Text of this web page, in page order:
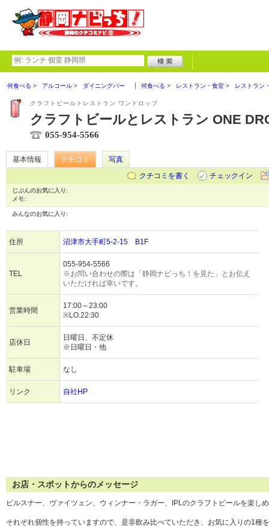
何食べる アルコール ダイニングバー 何食べる レストラン・食堂 レストラン
クラフトビールトレストラン ワンドロップ
クラフトビールとレストラン ONE
055-954-5566
基本情報 クチコミ
写真
クチコミを書く
チェックイン
じぶんのお気に入り:
メモ:
みんなのお気に入り:
住所 沼津市大手町5-2-15 B1F
TEL
055-954-5566
※お問い合わせの際は「静岡ナビっち！を見た」とお伝え
いただければ幸いです。
営業時間
17:00～23:00
※LO.22:30
店休日
日曜日、不定休
※日曜日・他
駐車場 なし
リンク 自社HP
お店・スポットからのメッセージ
ピルスナー、ヴァイツェン、ウィンナー・ラガー、IPLのクラフトビールを楽し
それぞれ個性を持っていますので、是非飲み比べていただき、お気に入りの1種